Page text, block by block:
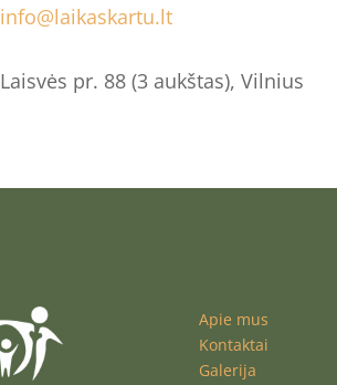
info@laikaskartu.lt
Laisvės pr. 88 (3 aukštas), Vilnius
Apie mus
Kontaktai
Galerija